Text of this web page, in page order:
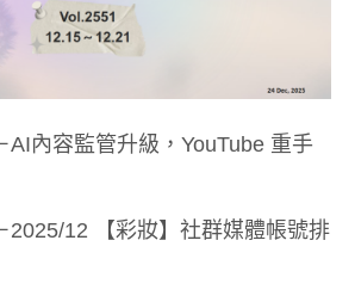
內容監管升級，YouTube 重手
12 【彩妝】社群媒體帳號排